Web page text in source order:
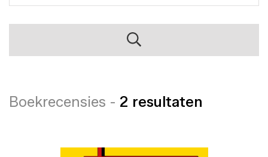
Boekrecensies - 2 resultaten